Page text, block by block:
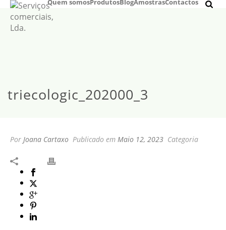
Quem somosProdutosBlogAmostrasContactos
triecologic_202000_3
Por Joana Cartaxo Publicado em Maio 12, 2023 Categoria